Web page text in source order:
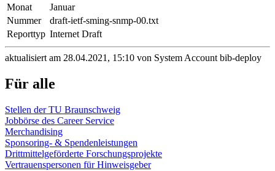
Monat
Januar
Nummer
draft-ietf-sming-snmp-00.txt
Reporttyp Internet Draft
aktualisiert am 28.04.2021, 15:10 von System Account bib-deploy
Für alle
Stellen der TU Braunschweig
Jobbörse des Career Service
Merchandising
Sponsoring- & Spendenleistungen
Drittmittelgeförderte Forschungsprojekte
Vertrauenspersonen für Hinweisgeber